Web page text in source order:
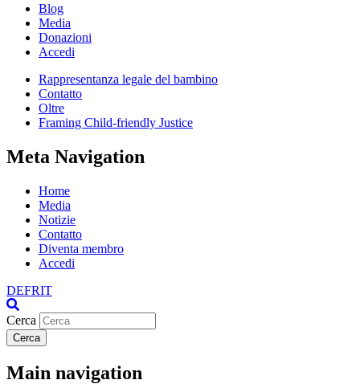
Blog
Media
Donazioni
Accedi
Rappresentanza legale del bambino
Contatto
Oltre
Framing Child-friendly Justice
Meta Navigation
Home
Media
Notizie
Contatto
Diventa membro
Accedi
DEFRIT
Cerca
Cerca
Main navigation